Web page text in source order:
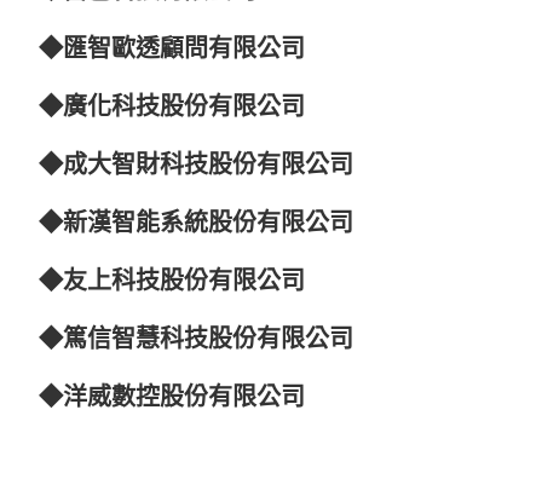
◆匯智歐透顧問有限公司
◆廣化科技股份有限公司
◆成大智財科技股份有限公司
◆新漢智能系統股份有限公司
◆友上科技股份有限公司
◆篤信智慧科技股份有限公司
◆洋威數控股份有限公司